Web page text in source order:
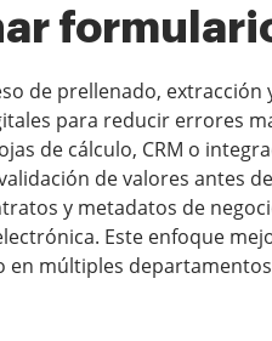
de prellenado,
para reducir errores
de cálculo, CRM o
de valores antes
y metadatos de
Este enfoque
múltiples